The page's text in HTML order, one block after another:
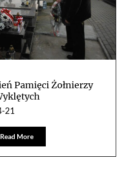
Pamięci Żołnierzy
21
Read More